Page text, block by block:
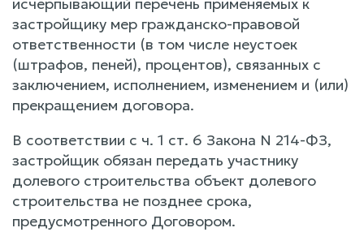
застройщику мер гражданско-правовой
ответственности (в том числе неустоек
(штрафов, пеней), процентов), связанных с
заключением, исполнением, изменением и (или)
прекращением договора.
В соответствии с ч. 1 ст. 6 Закона N 214-ФЗ,
застройщик обязан передать участнику
долевого строительства объект долевого
строительства не позднее срока,
предусмотренного Договором.